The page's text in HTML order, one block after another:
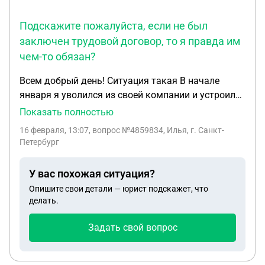
пожалуйста, скажите какие проблемы могут быть
или их вообще не будет.
Подскажите пожалуйста, если не был
заключен трудовой договор, то я правда им
чем-то обязан?
Всем добрый день! Ситуация такая В начале
января я уволился из своей компании и устроился
к конкурентам. Мне наобещали того, чего по
Когда написал по поводу расчета, мне сказали,
что я увел двух клиентов в свою прошлую
компанию, что не является правдой. Сказали, что
снова надо будет подойти, чтобы меня проверила
служба безопасности. Когда я спросил зачем мне
это, ответили что нужно нормально провести
Показать полностью
16 февраля, 13:07, вопрос №4859834, Илья, г. Санкт-
Петербург
У вас похожая ситуация?
Опишите свои детали — юрист подскажет, что
делать.
Задать свой вопрос